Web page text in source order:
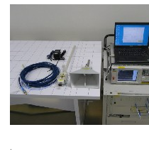
.